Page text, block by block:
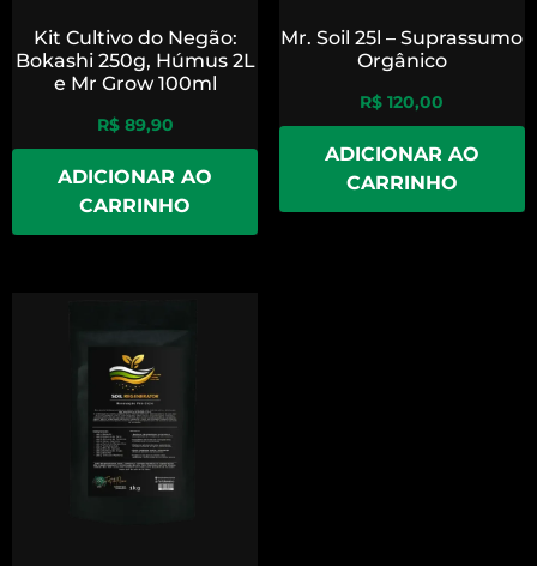
Kit Cultivo do Negão:
Bokashi 250g, Húmus 2L
e Mr Grow 100ml
R$89,90
ADICIONAR AO
CARRINHO
Mr. Soil 25l – Suprassumo
Orgânico
R$ 120,00
ADICIONAR AO
CARRINHO